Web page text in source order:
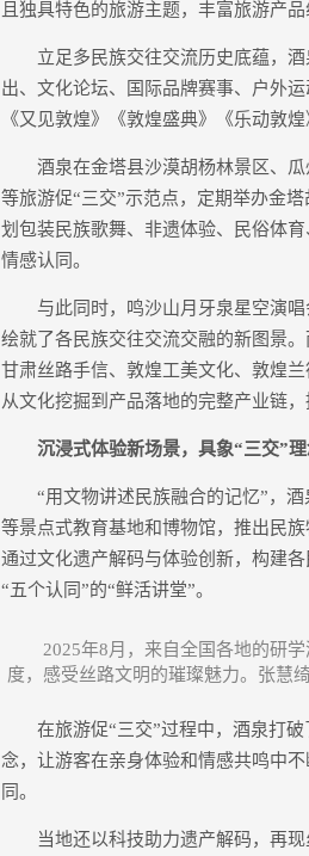
且独具特色的旅游主题，丰富旅游产品
立足多民族交往交流历史底蕴，酒
出、文化论坛、国际品牌赛事、户外
《又见敦煌》《敦煌盛典》《乐动敦
酒泉在金塔县沙漠胡杨林景区、瓜
等旅游促“三交”示范点，定期举办金
划包装民族歌舞、非遗体验、民俗体
情感认同。
与此同时，鸣沙山月牙泉星空演唱
绘就了各民族交往交流交融的新图景
甘肃丝路手信、敦煌工美文化、敦煌
从文化挖掘到产品落地的完整产业链，
沉浸式体验新场景，具象“三交”理
“用文物讲述民族融合的记忆”，酒
等景点式教育基地和博物馆，推出民
通过文化遗产解码与体验创新，构建
“五个认同”的“鲜活讲堂”。
2025年8月，来自全国各地的研
度，感受丝路文明的璀璨魅力。张慧
在旅游促“三交”过程中，酒泉打破
念，让游客在亲身体验和情感共鸣中
同。
当地还以科技助力遗产解码，再现